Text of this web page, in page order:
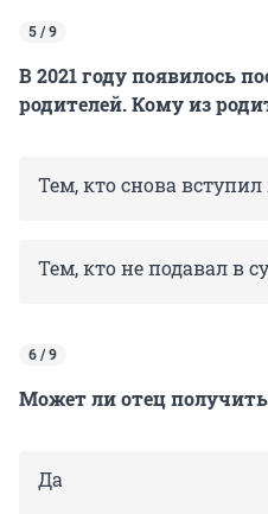
5 / 9
В 2021 году появилось
родителей. Кому из
Тем, кто снова вступил
Тем, кто не подавал в
6 / 9
Может ли отец
Да